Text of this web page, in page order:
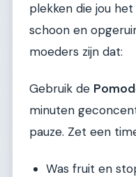
plekken die jou
schoon en
moeders zijn dat:
Gebruik de
minuten
pauze. Zet een
Was fruit en